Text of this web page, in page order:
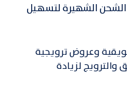
الشهيرة لتسهيل
وعروض ترويجية
والترويج لزيادة